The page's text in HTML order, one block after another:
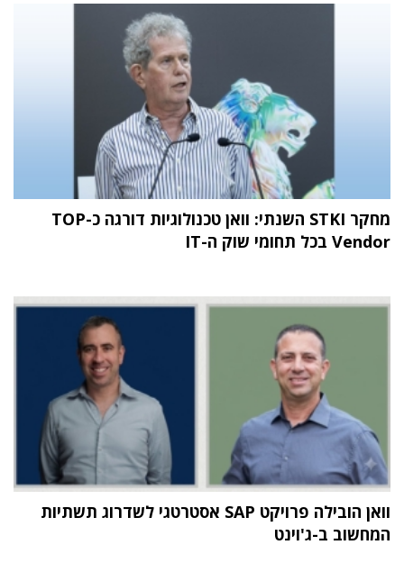
מחקר STKI השנתי: וואן טכנולוגיות דורגה כ-TOP
Vendor בכל תחומי שוק ה-IT
וואן הובילה פרויקט SAP אסטרטגי לשדרוג תשתיות
המחשוב ב-ג'וינט